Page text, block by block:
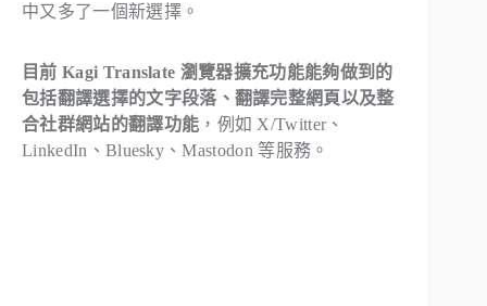
中又多了一個新選擇。
目前 Kagi Translate 瀏覽器擴充功能能夠做到的
包括翻譯選擇的文字段落、翻譯完整網頁以及整
合社群網站的翻譯功能 ，例如 X/Twitter、
LinkedIn、Bluesky、Mastodon 等服務。